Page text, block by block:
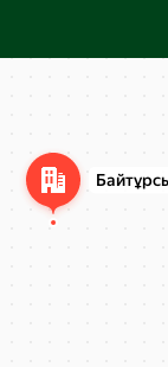
навигация,